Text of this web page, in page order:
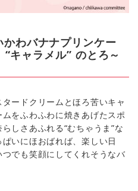
わバナナプリンケー
キャラメル” のとろ～
ードクリームとほろ苦いキャ
をふわふわに焼きあげたスポ
しさあふれる“むちゃうま”な
いにほおばれば、楽しい日
でも笑顔にしてくれそうなバ